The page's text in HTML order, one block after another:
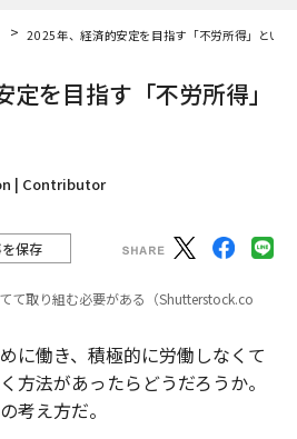
2025年、経済的安定を目指す「不労所得」という
を目指す「不労所得」
| Contributor
保存
て取り組む必要がある（Shutterstock.co
に働き、積極的に労働しなくて
方法があったらどうだろうか。
考え方だ。